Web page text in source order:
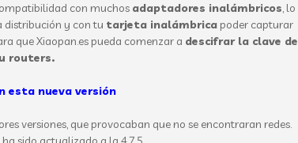
con muchos adaptadores inalámbricos, lo
distribución y con tu tarjeta inalámbrica poder capturar
que Xiaopan.es pueda comenzar a descifrar la clave de
routers.
esta nueva versión
versiones, que provocaban que no se encontraran redes.